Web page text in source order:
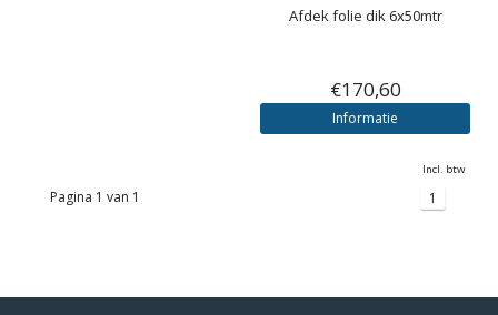
Afdek folie dik 6x50mtr
€170,60
Informatie
Incl. btw
Pagina 1 van 1 1